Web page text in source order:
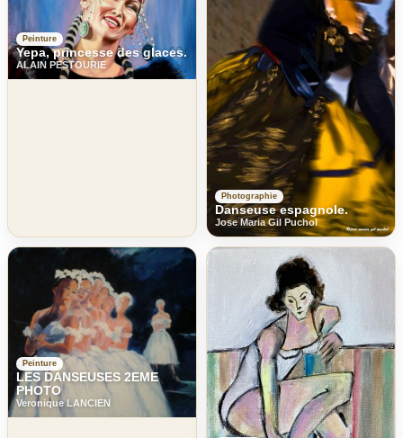
Peinture
Yepa, princesse des glaces.
ALAIN PESTOURIE
Photographie
Danseuse espagnole.
Jose Maria Gil Puchol
Peinture
LES DANSEUSES 2EME
PHOTO
Veronique LANCIEN